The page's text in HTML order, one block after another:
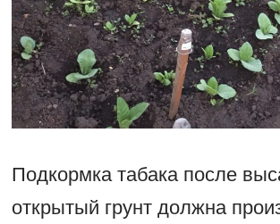
Подкормка табака после
открытый грунт должна